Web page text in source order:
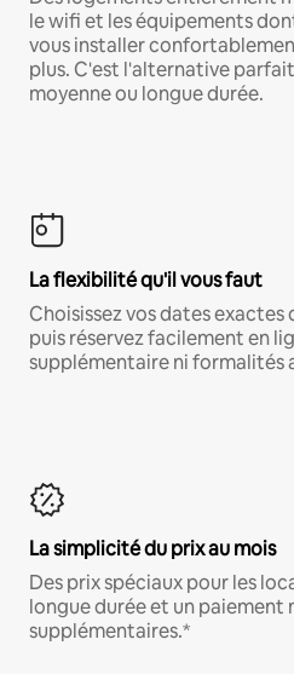
le wifi et les équipements
vous installer
plus. C'est l'alternative
moyenne ou longue durée.
La flexibilité qu'il vous faut
Choisissez vos dates
puis réservez facilement en
supplémentaire ni formalités
La simplicité du prix au mois
Des prix spéciaux pour les
longue durée et un paiement
supplémentaires.*